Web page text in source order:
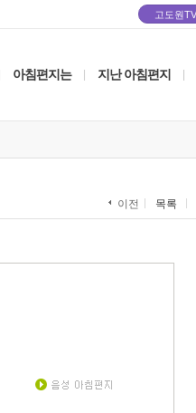
고도원TV
아침편지는 지난 아침편지
이전 목록